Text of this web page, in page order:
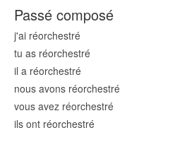
Passé composé
j'ai réorchestré
tu as réorchestré
il a réorchestré
nous avons réorchestré
vous avez réorchestré
ils ont réorchestré